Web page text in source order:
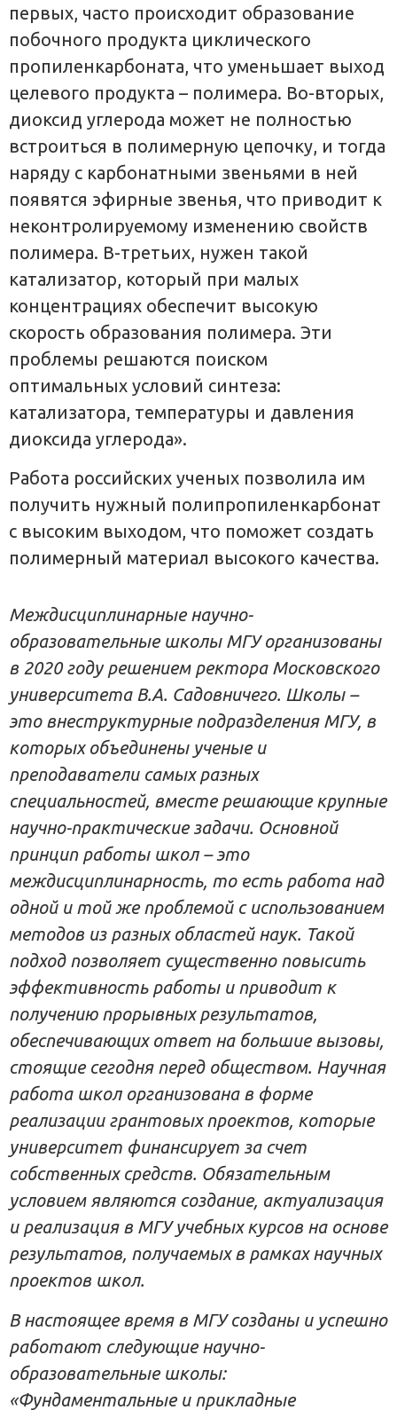
первых, часто происходит образование
побочного продукта циклического
пропиленкарбоната, что уменьшает выход
целевого продукта – полимера. Во-вторых,
диоксид углерода может не полностью
встроиться в полимерную цепочку, и тогда
наряду с карбонатными звеньями в ней
появятся эфирные звенья, что приводит к
неконтролируемому изменению свойств
полимера. В-третьих, нужен такой
катализатор, который при малых
концентрациях обеспечит высокую
скорость образования полимера. Эти
проблемы решаются поиском
оптимальных условий синтеза:
катализатора, температуры и давления
диоксида углерода».
Работа российских ученых позволила им
получить нужный полипропиленкарбонат
с высоким выходом, что поможет создать
полимерный материал высокого качества.
Междисциплинарные научно-
образовательные школы МГУ организованы
в 2020 году решением ректора Московского
университета В.А. Садовничего. Школы –
это внеструктурные подразделения МГУ, в
которых объединены ученые и
преподаватели самых разных
специальностей, вместе решающие крупные
научно-практические задачи. Основной
принцип работы школ – это
междисциплинарность, то есть работа над
одной и той же проблемой с использованием
методов из разных областей наук. Такой
подход позволяет существенно повысить
эффективность работы и приводит к
получению прорывных результатов,
обеспечивающих ответ на большие вызовы,
стоящие сегодня перед обществом. Научная
работа школ организована в форме
реализации грантовых проектов, которые
университет финансирует за счет
собственных средств. Обязательным
условием являются создание, актуализация
и реализация в МГУ учебных курсов на основе
результатов, получаемых в рамках научных
проектов школ.
В настоящее время в МГУ созданы и успешно
работают следующие научно-
образовательные школы:
«Фундаментальные и прикладные